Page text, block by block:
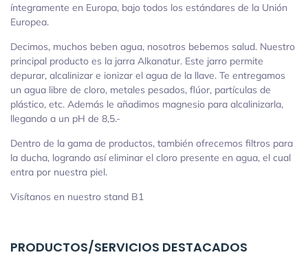
íntegramente en Europa, bajo todos los estándares de la Unión
Europea.
Decimos, muchos beben agua, nosotros bebemos salud. Nuestro
principal producto es la jarra Alkanatur. Este jarro permite
depurar, alcalinizar e ionizar el agua de la llave. Te entregamos
un agua libre de cloro, metales pesados, flúor, partículas de
plástico, etc. Además le añadimos magnesio para alcalinizarla,
llegando a un pH de 8,5.-
Dentro de la gama de productos, también ofrecemos filtros para
la ducha, logrando así eliminar el cloro presente en agua, el cual
entra por nuestra piel.
Visítanos en nuestro stand B1
PRODUCTOS/SERVICIOS DESTACADOS